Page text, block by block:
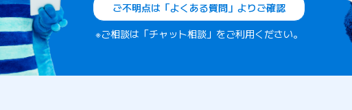
ご不明点は「よくある質問」よりご確認
※ご相談は「チャット相談」をご利用ください。